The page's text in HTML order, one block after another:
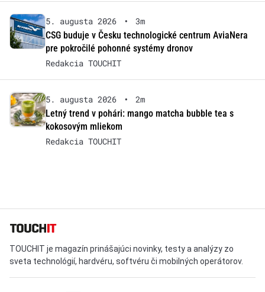
5. augusta 2026 •
3m
CSG buduje v Česku technologické centrum AviaNera
pre pokročilé pohonné systémy dronov
Redakcia TOUCHIT
5. augusta 2026 •
2m
Letný trend v pohári: mango matcha bubble tea s
kokosovým mliekom
Redakcia TOUCHIT
TOUCHIT je magazín prinášajúci novinky, testy a analýzy zo
sveta technológií, hardvéru, softvéru či mobilných operátorov.